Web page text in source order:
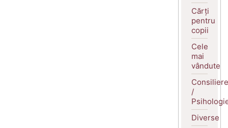
Cărți
pentru
copii
Cele
mai
vândute
Consiliere
/
Diverse